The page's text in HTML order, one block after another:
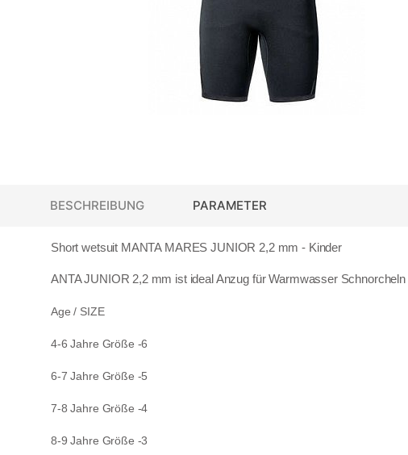
BESCHREIBUNG PARAMETER
Short wetsuit MANTA MARES JUNIOR 2,2 mm - Kinder
ANTA JUNIOR 2,2 mm ist ideal Anzug für Warmwasser Schnorcheln
Age / SIZE
4-6 Jahre Größe -6
6-7 Jahre Größe -5
7-8 Jahre Größe -4
8-9 Jahre Größe -3